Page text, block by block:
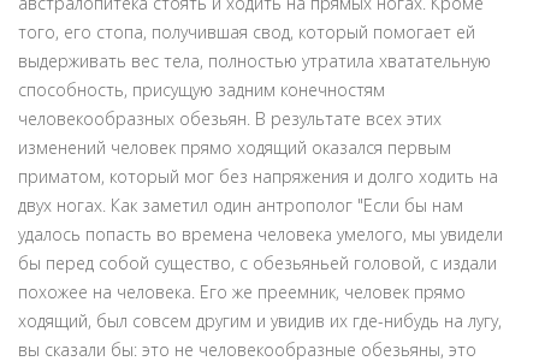
того, его стопа, получившая свод, который помогает ей
выдерживать вес тела, полностью утратила хватательную
способность, присущую задним конечностям
человекообразных обезьян. В результате всех этих
изменений человек прямо ходящий оказался первым
приматом, который мог без напряжения и долго ходить на
двух ногах. Как заметил один антрополог "Если бы нам
удалось попасть во времена человека умелого, мы увидели
бы перед собой существо, с обезьяньей головой, с издали
похожее на человека. Его же преемник, человек прямо
ходящий, был совсем другим и увидив их где-нибудь на лугу,
вы сказали бы: это не человекообразные обезьяны, это